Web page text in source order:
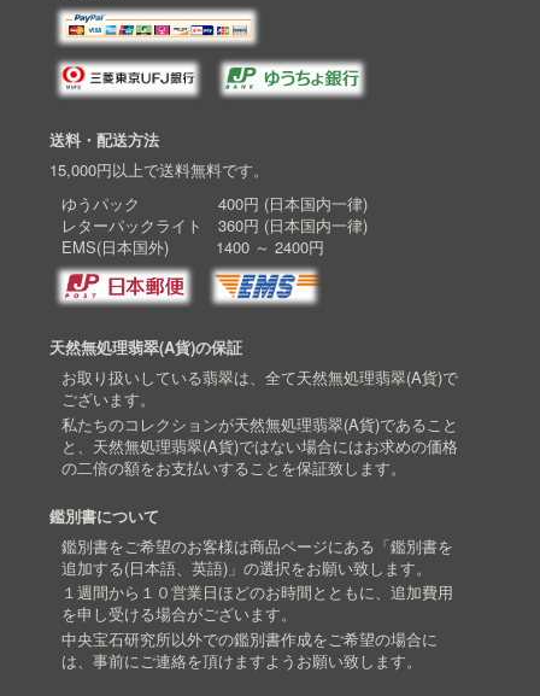
送料・配送方法
15,000円以上で送料無料です。
ゆうパック 400円 (日本国内一律)
レターパックライト 360円 (日本国内一律)
EMS(日本国外) 1400 ～ 2400円
天然無処理翡翠(A貨)の保証
お取り扱いしている翡翠は、全て天然無処理翡翠(A貨)で
ございます。
私たちのコレクションが天然無処理翡翠(A貨)であること
と、天然無処理翡翠(A貨)ではない場合にはお求めの価格
の二倍の額をお支払いすることを保証致します。
鑑別書について
鑑別書をご希望のお客様は商品ページにある「鑑別書を
追加する(日本語、英語)」の選択をお願い致します。
１週間から１０営業日ほどのお時間とともに、追加費用
を申し受ける場合がございます。
中央宝石研究所以外での鑑別書作成をご希望の場合に
は、事前にご連絡を頂けますようお願い致します。